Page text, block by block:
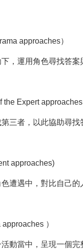
approaches）
，運用角色尋找答案
the Expert
三者，以此協助尋找
approaches)
遭遇中，對比自己的
）
動當中，呈現一個